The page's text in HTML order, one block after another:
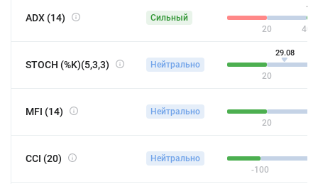
ADX (14) Сильный
20 40
STOCH (%K)(5,3,3) Нейтрально
29.08
20
MFI (14)
Нейтрально
20
CCI (20)
Нейтрально
-100